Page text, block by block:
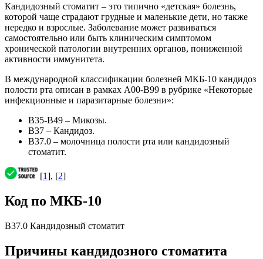
Кандидозный стоматит – это типично «детская» болезнь,
которой чаще страдают грудные и маленькие дети, но также
нередко и взрослые. Заболевание может развиваться
самостоятельно или быть клиническим симптомом
хронической патологии внутренних органов, пониженной
активности иммунитета.
В международной классификации болезней МКБ-10 кандидоз
полости рта описан в рамках А00-В99 в рубрике «Некоторые
инфекционные и паразитарные болезни»:
В35-В49 – Микозы.
В37 – Кандидоз.
В37.0 – молочница полости рта или кандидозный
стоматит.
[1], [2]
Код по МКБ-10
B37.0 Кандидозный стоматит
Причины кандидозного стоматита